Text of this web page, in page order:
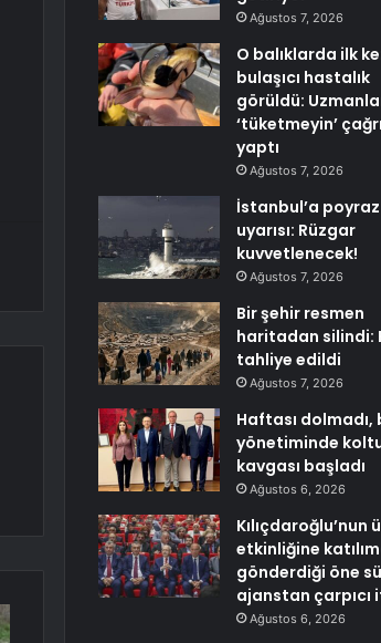
Ağustos 7, 2026
O balıklarda ilk
bulaşıcı hastalık
görüldü:
‘tüketmeyin’
yaptı
Ağustos 7, 2026
İstanbul’a poyraz
uyarısı: Rüzgar
kuvvetlenecek!
Ağustos 7, 2026
Bir şehir resmen
haritadan silindi:
tahliye edildi
Ağustos 7, 2026
Haftası
yönetiminde
kavgası başladı
Ağustos 6, 2026
Kılıçdaroğlu’nun
etkinliğine
gönderdiği öne
ajanstan çarpıcı
Ağustos 6, 2026